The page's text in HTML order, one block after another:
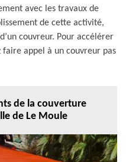
avec les travaux de
de cette activité,
couvreur. Pour accélérer
appel à un couvreur pas
de la couverture
de Le Moule